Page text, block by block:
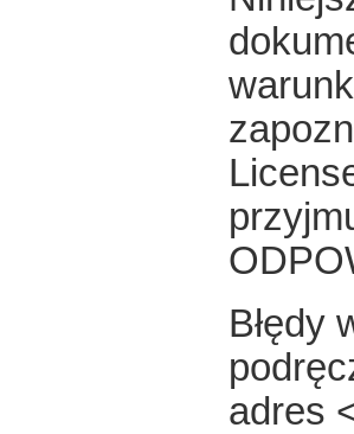
Błędy
adres